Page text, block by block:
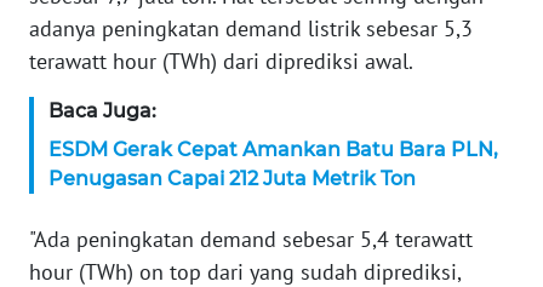
adanya peningkatan demand listrik sebesar 5,3
terawatt hour (TWh) dari diprediksi awal.
Baca Juga:
ESDM Gerak Cepat Amankan Batu Bara PLN,
Penugasan Capai 212 Juta Metrik Ton
"Ada peningkatan demand sebesar 5,4 terawatt
hour (TWh) on top dari yang sudah diprediksi,
WN
WN
SERAMBI
WN
JAMBI